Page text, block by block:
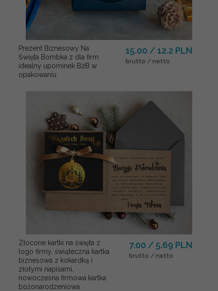
Prezent Biznesowy Na
Święta Bombka z dla firm
idealny upominek B2B w
opakowaniu
15.00 / 12.2 PLN
brutto / netto
Złocone kartki na święta z
logo firmy, świąteczna kartka
biznesowa z kokardką i
złotymi napisami,
nowoczesna firmowa kartka
bożonarodzeniowa
7.00 / 5.69 PLN
brutto / netto